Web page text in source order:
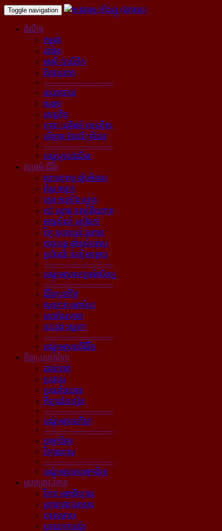
Toggle navigation
ដំណឹង
កម្ពុជា
បារាំង
អាស៊ី-ប៉ាស៊ីភិក
ពិភពលោក
----------------------------
នយោបាយ
សង្គម
សេដ្ឋកិច្ច
គ្រោះ យុត្តិធម៌ បទល្មើស
បរិស្ថាន ផែនដី ព្រំដែន
----------------------------
បណ្ដុំគ្រប់ដំណឹង
វប្បធម៌-ជីវិត
ស្ថាបត្យកម្ម រៀបចំនគរ
គំនូរ ចម្លាក់
ភ្លេង ចម្រៀង ស្មូត្រ
របាំ ល្ខោន ទស្សនីយភាព
អក្សសិល្ប៍ សៀវភៅ
វិទ្យុ ទូរទស្សន៍ រូបភាព
ភាពយន្ដ ផ្ទាំងសំពត់ស
ប្រពៃណី ទំនៀមទម្លាប់
----------------------------
បណ្ដុំអត្ថបទវប្បធម៌សិល្បៈ
----------------------------
ជីវិតប្រចាំថ្ងៃ
សុខភាព អនាម័យ
សោភ័ណភាព
បេះដូង ស្នេហា
----------------------------
បណ្ដុំអត្ថបទពីជីវិត
កីឡា-បច្ចេកវិទ្យា
បាល់ទាត់
ប្រដាល់
ប្រណាំងយាន
កីឡាដទៃទៀត
----------------------------
បណ្ដុំអត្ថបទកីឡា
----------------------------
បច្ចេកវិទ្យា
វិទ្យាសាស្ត្រ
----------------------------
បណ្ដុំអត្ថបទបច្ចេកវិទ្យា
ស្រាវជ្រាវ-វិភាគ
វិភាគ អត្ថាធិប្បាយ
ស្រាវជ្រាវ ឯកសារ
បទសម្ភាស
បទយកការណ៍